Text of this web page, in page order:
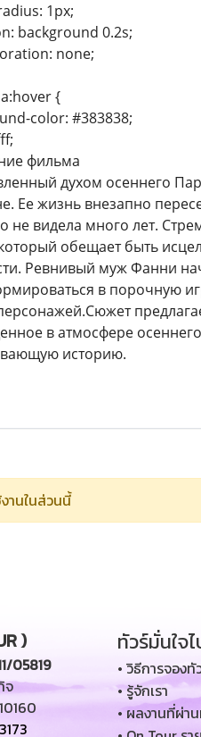
1px;
background 0.2s;
none;
{
color: #383838;
фильма
духом осеннего
Ее жизнь внезапно
не видела много лет.
обещает быть
Ревнивый муж Фанни
в порочную
в атмосфере
историю.
านในส่วนนี้
)
05819
จ
ทัวร์มั่นใจ
• วิธีการจองทั
• รู้จักเรา
• ผลงานที่ผ่า